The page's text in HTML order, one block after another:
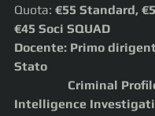
Quota: €55 Standard,
€45 Soci SQUAD
Docente: Primo
Stato
Intelligence